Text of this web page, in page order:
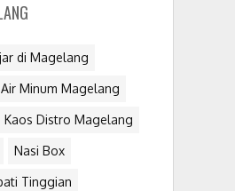
di Magelang
Minum Magelang
Kaos Distro Magelang
Nasi Box
Tinggian